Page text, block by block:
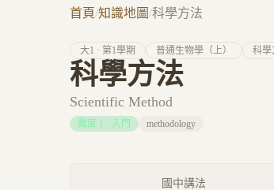
首頁/知識地圖/科學方法
大1 · 第1學期 普通生物學（上） 科學
科學方法
Scientific Method
難度 1 · 入門 methodology
國中講法